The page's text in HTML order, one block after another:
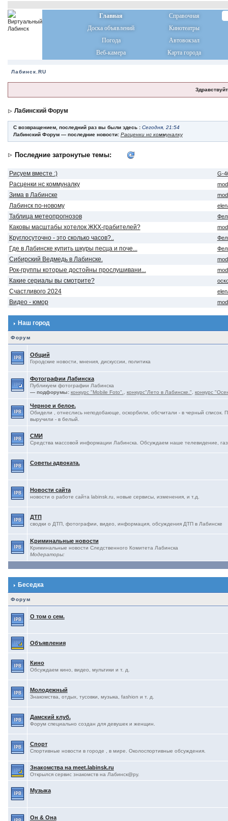
Главная
Справочная
Доска объявлений
Кинотеатры
Погода
Автовокзал
Веб-камера
Карта города
Лабинск.RU
Лабинский Форум
С возвращением, последний раз вы были здесь : Сегодня, 21:54
Лабинский Форум — последние новости: Расценки нс коммуналку
Последние затронутые темы:
Рисуем вместе :) G-
Расценки нс коммуналку
Зима в Лабинске
Лабинск по-новому
Таблица метеопрогнозов
Каковы масштабы хотелок ЖКХ-грабителей?
Круглосуточно - это сколько часов?..
Где в Лабинске купить шкуры песца и поче...
Сибирский Ведмедь в Лабинске.
Рок-группы которые достойны прослушивани...
Какие сериалы вы смотрите?
Счастливого 2024
Видео - юмор
Наш город
Форум
Общий
Городские новости, мнения, дискуссии, политика
Фотографии Лабинска
Публикуем фотографии Лабинска
— подфорумы: конкурс "Mobile Foto". конкурс"Лето в Лабинске." конкурс
Черное и белое.
Обидели , отнеслись неподобающе, оскорбили, обсчитали - в черный список.
выручили - в белый.
СМИ
Средства массовой информации Лабинска. Обсуждаем наше телевидение,
Советы адвоката.
Новости сайта
новости о работе сайта labinsk.ru, новые сервисы, изменения, и т.д.
ДТП
сводки о ДТП, фотографии, видео, информация, обсуждения ДТП в Лабинске
Kриминальные новости
Криминальные новости Следственного Комитета Лабинска
Модераторы:
Беседка
Форум
О том о сем.
Объявления
Кино
Обсуждаем кино, видео, мультики и т. д.
Молодежный
Знакомства, отдых, тусовки, музыка, fashion и т. д.
Дамский клуб.
Форум специально создан для девушек и женщин.
Спорт
Спортивные новости в городе , в мире. Околоспортивные обсуждения.
Знакомства на meet.labinsk.ru
Открылся сервис знакомств на Лабинск@ру.
Музыка
Он & Она